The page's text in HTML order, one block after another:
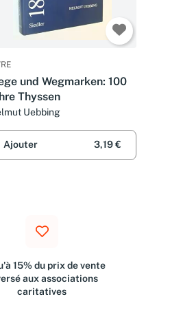
und Wegmarken: 100
Thyssen
Uebbing
Ajouter 3,19 €
15% du prix de vente
aux associations
caritatives